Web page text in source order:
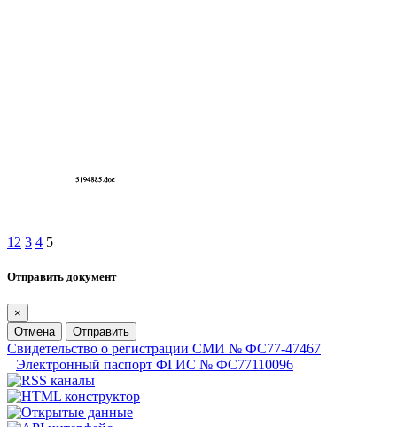
1 2 3 4 5
Отправить документ
×
Отмена
Отправить
Свидетельство о регистрации СМИ № ФС77-47467
Электронный паспорт ФГИС № ФС77110096